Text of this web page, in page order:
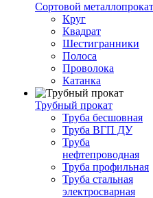
Сортовой металлопрокат
Круг
Квадрат
Шестигранники
Полоса
Проволока
Катанка
Трубный прокат
Труба бесшовная
Труба ВГП ДУ
Труба
нефтепроводная
Труба профильная
Труба стальная
электросварная